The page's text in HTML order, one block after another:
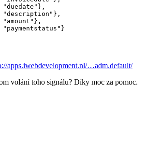
"amount"},
"paymentstatus"}
apps.iwebdevelopment.nl/…adm.default/
volání toho signálu? Díky moc za pomoc.